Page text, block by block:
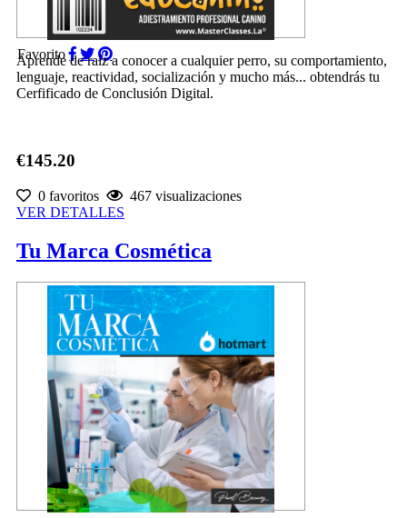
Favorito
Aprende de raíz a conocer a cualquier perro, su comportamiento,
lenguaje, reactividad, socialización y mucho más... obtendrás tu
Cerfificado de Conclusión Digital.
€145.20
0 favoritos
467 visualizaciones
VER DETALLES
Tu Marca Cosmética